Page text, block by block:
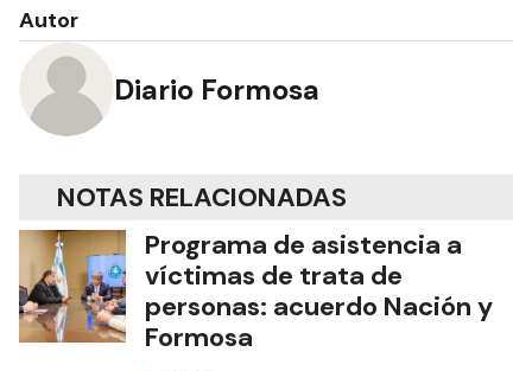
Autor
Diario Formosa
NOTAS RELACIONADAS
Programa de asistencia a
víctimas de trata de
personas: acuerdo Nación y
Formosa